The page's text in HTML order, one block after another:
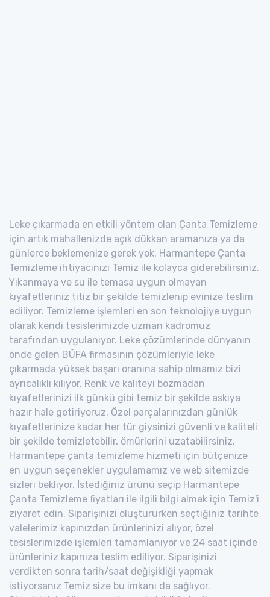
Leke çıkarmada en etkili yöntem olan Çanta Temizleme
için artık mahallenizde açık dükkan aramanıza ya da
günlerce beklemenize gerek yok. Harmantepe Çanta
Temizleme ihtiyacınızı Temiz ile kolayca giderebilirsiniz.
Yıkanmaya ve su ile temasa uygun olmayan
kıyafetleriniz titiz bir şekilde temizlenip evinize teslim
ediliyor. Temizleme işlemleri en son teknolojiye uygun
olarak kendi tesislerimizde uzman kadromuz
tarafından uygulanıyor. Leke çözümlerinde dünyanın
önde gelen BÜFA firmasının çözümleriyle leke
çıkarmada yüksek başarı oranına sahip olmamız bizi
ayrıcalıklı kılıyor. Renk ve kaliteyi bozmadan
kıyafetlerinizi ilk günkü gibi temiz bir şekilde askıya
hazır hale getiriyoruz. Özel parçalarınızdan günlük
kıyafetlerinize kadar her tür giysinizi güvenli ve kaliteli
bir şekilde temizletebilir, ömürlerini uzatabilirsiniz.
Harmantepe çanta temizleme hizmeti için bütçenize
en uygun seçenekler uygulamamız ve web sitemizde
sizleri bekliyor. İstediğiniz ürünü seçip Harmantepe
Çanta Temizleme fiyatları ile ilgili bilgi almak için Temiz'i
ziyaret edin. Siparişinizi oluştururken seçtiğiniz tarihte
valelerimiz kapınızdan ürünlerinizi alıyor, özel
tesislerimizde işlemleri tamamlanıyor ve 24 saat içinde
ürünleriniz kapınıza teslim ediliyor. Siparişinizi
verdikten sonra tarih/saat değişikliği yapmak
istiyorsanız Temiz size bu imkanı da sağlıyor.